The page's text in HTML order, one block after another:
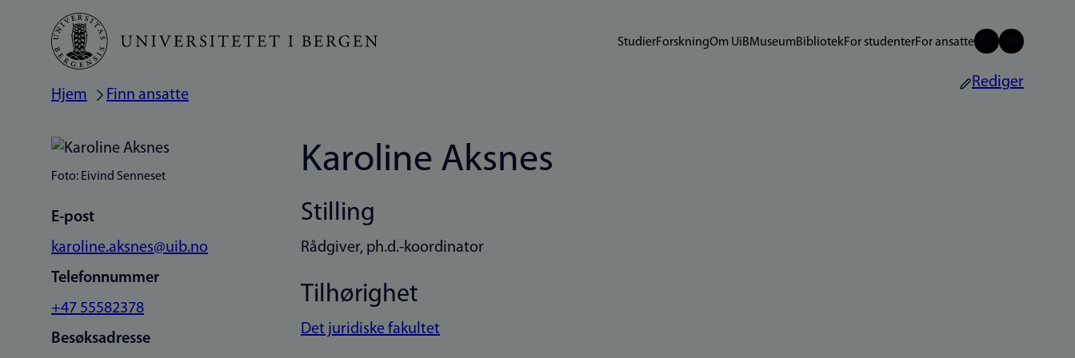
Hopp
hovedinnhold
StudierForskningOm UiBMuseumBibliotekFor studenterFor ansatte
Navigasjonssti
Hjem Finn ansatte
Rediger
Foto: Eivind Senneset
E-post
karoline.aksnes@uib.no
Telefonnummer
+47 55582378
Besøksadresse
Karoline Aksnes
Stilling
Rådgiver, ph.d.-koordinator
Tilhørighet
Det juridiske fakultet